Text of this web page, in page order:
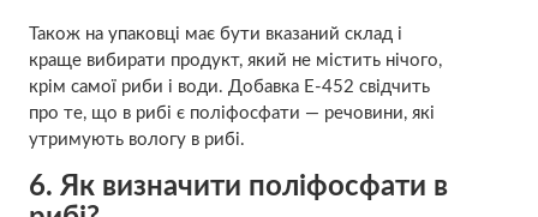
Також на упаковці має бути вказаний склад і
краще вибирати продукт, який не містить нічого,
крім самої риби і води. Добавка Е-452 свідчить
про те, що в рибі є поліфосфати — речовини, які
утримують вологу в рибі.
6. Як визначити поліфосфати в